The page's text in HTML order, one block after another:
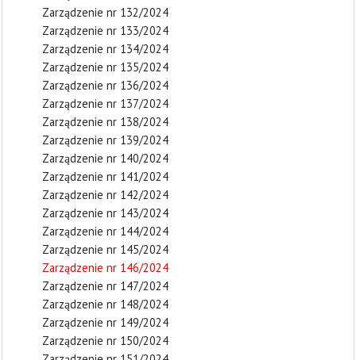
Zarządzenie nr 132/2024
Zarządzenie nr 133/2024
Zarządzenie nr 134/2024
Zarządzenie nr 135/2024
Zarządzenie nr 136/2024
Zarządzenie nr 137/2024
Zarządzenie nr 138/2024
Zarządzenie nr 139/2024
Zarządzenie nr 140/2024
Zarządzenie nr 141/2024
Zarządzenie nr 142/2024
Zarządzenie nr 143/2024
Zarządzenie nr 144/2024
Zarządzenie nr 145/2024
Zarządzenie nr 146/2024
Zarządzenie nr 147/2024
Zarządzenie nr 148/2024
Zarządzenie nr 149/2024
Zarządzenie nr 150/2024